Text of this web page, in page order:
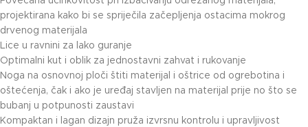
projektirana kako bi se spriječila začepljenja ostacima mokrog
drvenog materijala
Lice u ravnini za lako guranje
Optimalni kut i oblik za jednostavni zahvat i rukovanje
Noga na osnovnoj ploči štiti materijal i oštrice od ogrebotina i
oštećenja, čak i ako je uređaj stavljen na materijal prije no što se
bubanj u potpunosti zaustavi
Kompaktan i lagan dizajn pruža izvrsnu kontrolu i upravljivost